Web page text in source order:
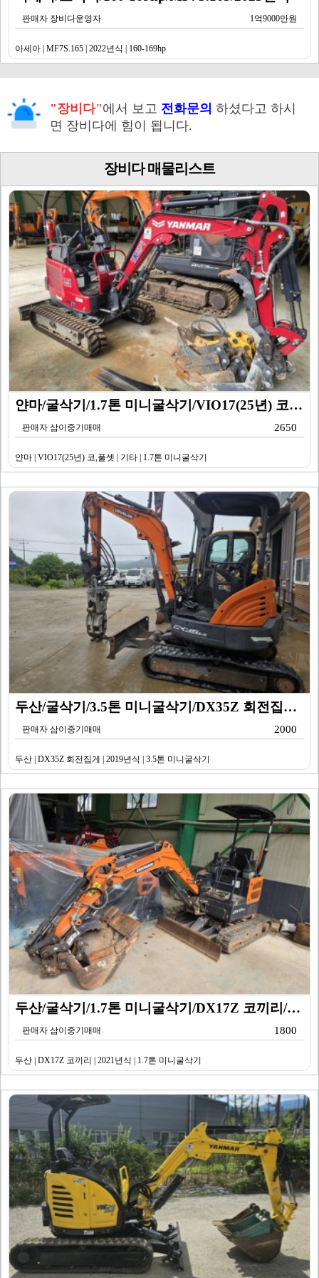
판매자 장비다운영자 1억9000만원
아세아 | MF7S.165 | 2022년식 | 160-169hp
"장비다"에서 보고 전화문의 하셨다고 하시
면 장비다에 힘이 됩니다.
장비다 매물리스트
얀마/굴삭기/1.7톤 미니굴삭기/VIO17(25년) 코…
판매자 삼이중기매매 2650
얀마 | VIO17(25년) 코,풀셋 | 기타 | 1.7톤 미니굴삭기
두산/굴삭기/3.5톤 미니굴삭기/DX35Z 회전집게/2…
판매자 삼이중기매매 2000
두산 | DX35Z 회전집게 | 2019년식 | 3.5톤 미니굴삭기
두산/굴삭기/1.7톤 미니굴삭기/DX17Z 코끼리/20…
판매자 삼이중기매매 1800
두산 | DX17Z 코끼리 | 2021년식 | 1.7톤 미니굴삭기